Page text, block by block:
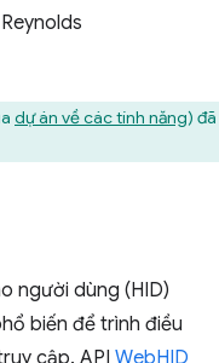
dự án về các tính năng) đã
người dùng (HID)
biến để trình điều
cập. API WebHID